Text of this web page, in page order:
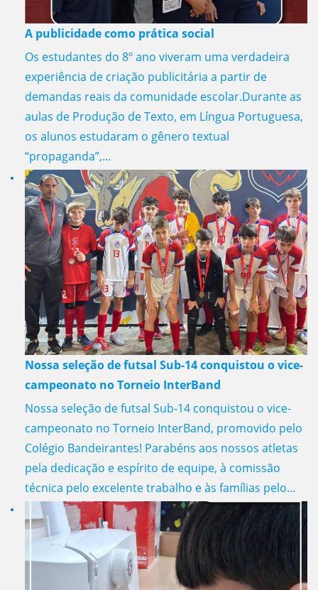
A publicidade como prática social
Os estudantes do 8º ano viveram uma verdadeira
experiência de criação publicitária a partir de
demandas reais da comunidade escolar.Durante as
aulas de Produção de Texto, em Língua Portuguesa,
os alunos estudaram o gênero textual
“propaganda”,...
Nossa seleção de futsal Sub-14 conquistou o vice-
campeonato no Torneio InterBand
Nossa seleção de futsal Sub-14 conquistou o vice-
campeonato no Torneio InterBand, promovido pelo
Colégio Bandeirantes! Parabéns aos nossos atletas
pela dedicação e espírito de equipe, à comissão
técnica pelo excelente trabalho e às famílias pelo...